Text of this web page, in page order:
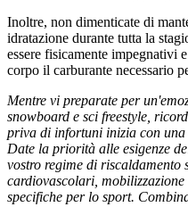
Inoltre, non dimenticate di
idratazione durante tutta la
essere fisicamente impegnativi
corpo il carburante necessario
Mentre vi preparate per
snowboard e sci freestyle,
priva di infortuni inizia con
Date la priorità alle esigenze
vostro regime di riscaldamento
cardiovascolari,
specifiche per lo sport.